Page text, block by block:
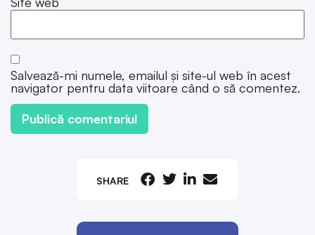
SHARE
Salvează-mi numele, emailul și site-ul web în acest
navigator pentru data viitoare când o să comentez.